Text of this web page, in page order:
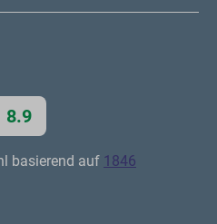
8.9
basierend auf 1846